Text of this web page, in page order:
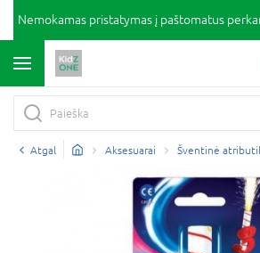
Nemokamas pristatymas į paštomatus
Atgal Aksesuarai Šventinė